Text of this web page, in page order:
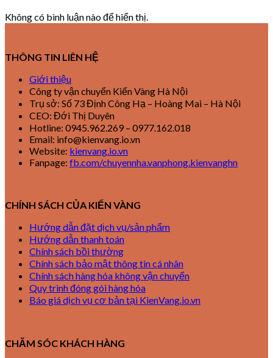
Không có bình luận nào để hiển thị.
THÔNG TIN LIÊN HỆ
Giới thiệu
Công ty vận chuyển Kiến Vàng Hà Nội
Trụ sở: Số 73 Định Công Hạ – Hoàng Mai – Hà Nội
CEO: Đới Thị Duyên
Hotline: 0945.962.269 – 0977.162.018
Email: info@kienvang.io.vn
Website: kienvang.io.vn
Fanpage: fb.com/chuyennha.vanphong.kienvanghn
CHÍNH SÁCH CỦA KIẾN VÀNG
Hướng dẫn đặt dịch vụ/sản phẩm
Hướng dẫn thanh toán
Chính sách bồi thường
Chính sách bảo mật thông tin cá nhân
Chính sách hàng hóa không vận chuyển
Quy trình đóng gói hàng hóa
Báo giá dịch vụ cơ bản tại KienVang.io.vn
CHĂM SÓC KHÁCH HÀNG